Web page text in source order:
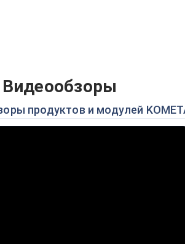
Видеообзоры
продуктов и модулей